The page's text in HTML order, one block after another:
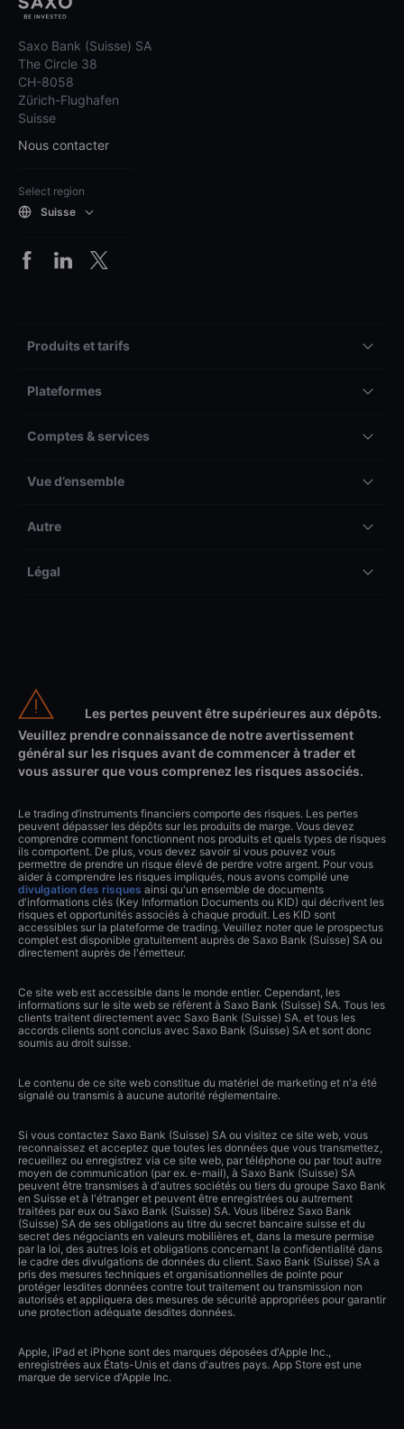
Saxo Bank (Suisse) SA
The Circle 38
CH-8058
Zürich-Flughafen
Suisse
Nous contacter
Select region
Suisse
Produits et tarifs
Plateformes
Comptes & services
Vue d’ensemble
Autre
Légal
Les pertes peuvent être supérieures aux dépôts.
Veuillez prendre connaissance de notre avertissement
général sur les risques avant de commencer à trader et
vous assurer que vous comprenez les risques associés.
Le trading d’instruments financiers comporte des risques. Les pertes
peuvent dépasser les dépôts sur les produits de marge. Vous devez
comprendre comment fonctionnent nos produits et quels types de risques
ils comportent. De plus, vous devez savoir si vous pouvez vous
permettre de prendre un risque élevé de perdre votre argent. Pour vous
aider à comprendre les risques impliqués, nous avons compilé une
divulgation des risques ainsi qu'un ensemble de documents
d'informations clés (Key Information Documents ou KID) qui décrivent les
risques et opportunités associés à chaque produit. Les KID sont
accessibles sur la plateforme de trading. Veuillez noter que le prospectus
complet est disponible gratuitement auprès de Saxo Bank (Suisse) SA ou
directement auprès de l'émetteur.
Ce site web est accessible dans le monde entier. Cependant, les
informations sur le site web se réfèrent à Saxo Bank (Suisse) SA. Tous les
clients traitent directement avec Saxo Bank (Suisse) SA. et tous les
accords clients sont conclus avec Saxo Bank (Suisse) SA et sont donc
soumis au droit suisse.
Le contenu de ce site web constitue du matériel de marketing et n'a été
signalé ou transmis à aucune autorité réglementaire.
Si vous contactez Saxo Bank (Suisse) SA ou visitez ce site web, vous
reconnaissez et acceptez que toutes les données que vous transmettez,
recueillez ou enregistrez via ce site web, par téléphone ou par tout autre
moyen de communication (par ex. e-mail), à Saxo Bank (Suisse) SA
peuvent être transmises à d'autres sociétés ou tiers du groupe Saxo Bank
en Suisse et à l'étranger et peuvent être enregistrées ou autrement
traitées par eux ou Saxo Bank (Suisse) SA. Vous libérez Saxo Bank
(Suisse) SA de ses obligations au titre du secret bancaire suisse et du
secret des négociants en valeurs mobilières et, dans la mesure permise
par la loi, des autres lois et obligations concernant la confidentialité dans
le cadre des divulgations de données du client. Saxo Bank (Suisse) SA a
pris des mesures techniques et organisationnelles de pointe pour
protéger lesdites données contre tout traitement ou transmission non
autorisés et appliquera des mesures de sécurité appropriées pour garantir
une protection adéquate desdites données.
Apple, iPad et iPhone sont des marques déposées d'Apple Inc.,
enregistrées aux États-Unis et dans d'autres pays. App Store est une
marque de service d'Apple Inc.